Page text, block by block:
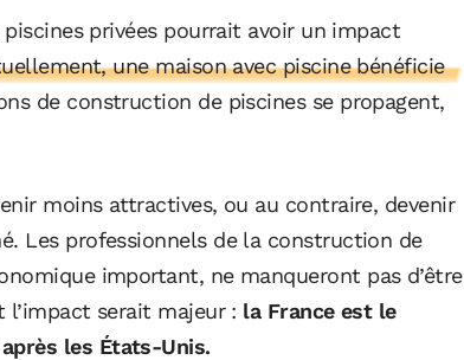
privées pourrait avoir un impact
une maison avec piscine bénéficie
de construction de piscines se propagent,
moins attractives, ou au contraire, devenir
Les professionnels de la construction de
important, ne manqueront pas d’être
serait majeur : la France est le
les États-Unis.